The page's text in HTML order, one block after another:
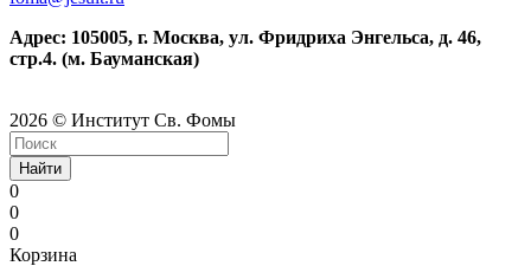
Адрес: 105005, г. Москва, ул. Фридриха Энгельса, д. 46,
стр.4. (м. Бауманская)
2026 © Институт Св. Фомы
Найти
0
0
0
Корзина